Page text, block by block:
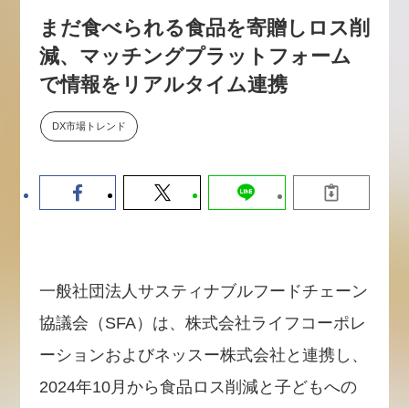
採用情報
2026-06-10
セミナー
【9/30開催】AIで何でもできる時
まだ食べられる食品を寄贈しロス削
減、マッチングプラットフォーム
で情報をリアルタイム連携
DX市場トレンド
一般社団法人サスティナブルフードチェーン
協議会（SFA）は、株式会社ライフコーポレ
ーションおよびネッスー株式会社と連携し、
2024年10月から食品ロス削減と子どもへの